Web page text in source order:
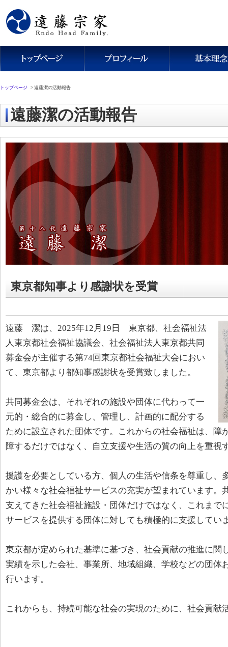
トップページ > 遠藤潔の活動報告
遠藤潔の活動報告
東京都知事より感謝状を受賞
遠藤 潔は、2025年12月19日 東京都、社会福祉法
人東京都社会福祉協議会、社会福祉法人東京都共同
募金会が主催する第74回東京都社会福祉大会におい
て、東京都より都知事感謝状を受賞致しました。
共同募金会は、それぞれの施設や団体に代わって一
元的・総合的に募金し、管理し、計画的に配分する
ために設立された団体です。これからの社会福祉は、障
障するだけではなく、自立支援や生活の質の向上を重視
援護を必要としている方、個人の生活や信条を尊重し、
かい様々な社会福祉サービスの充実が望まれています。
支えてきた社会福祉施設・団体だけではなく、これまで
サービスを提供する団体に対しても積極的に支援してい
東京都が定められた基準に基づき、社会貢献の推進に関
実績を示した会社、事業所、地域組織、学校などの団体
行います。
これからも、持続可能な社会の実現のために、社会貢献